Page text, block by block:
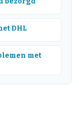
DHL
met